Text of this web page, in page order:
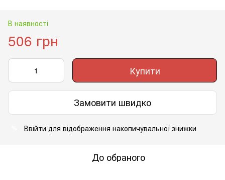
В наявності
506 грн
Купити
Замовити швидко
Ввійти для відображення накопичувальної знижки
До обраного